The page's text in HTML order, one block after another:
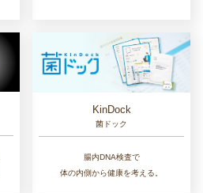
KinDock
菌ドック
腸内DNA検査で
体の内側から健康を考える。